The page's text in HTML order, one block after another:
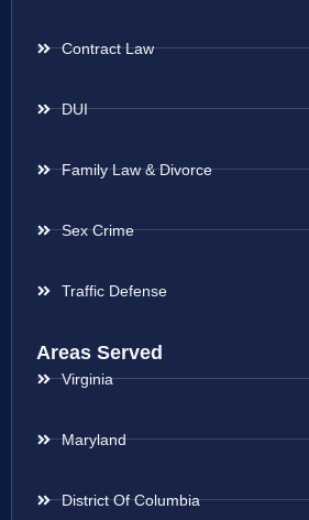
Contract Law
DUI
Family Law & Divorce
Sex Crime
Traffic Defense
Areas Served
Virginia
Maryland
District Of Columbia